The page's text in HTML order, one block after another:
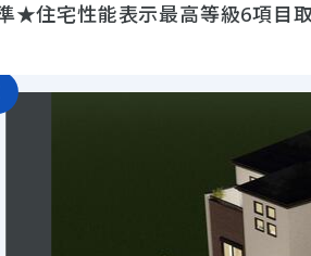
住宅性能表示最高等級6項目取